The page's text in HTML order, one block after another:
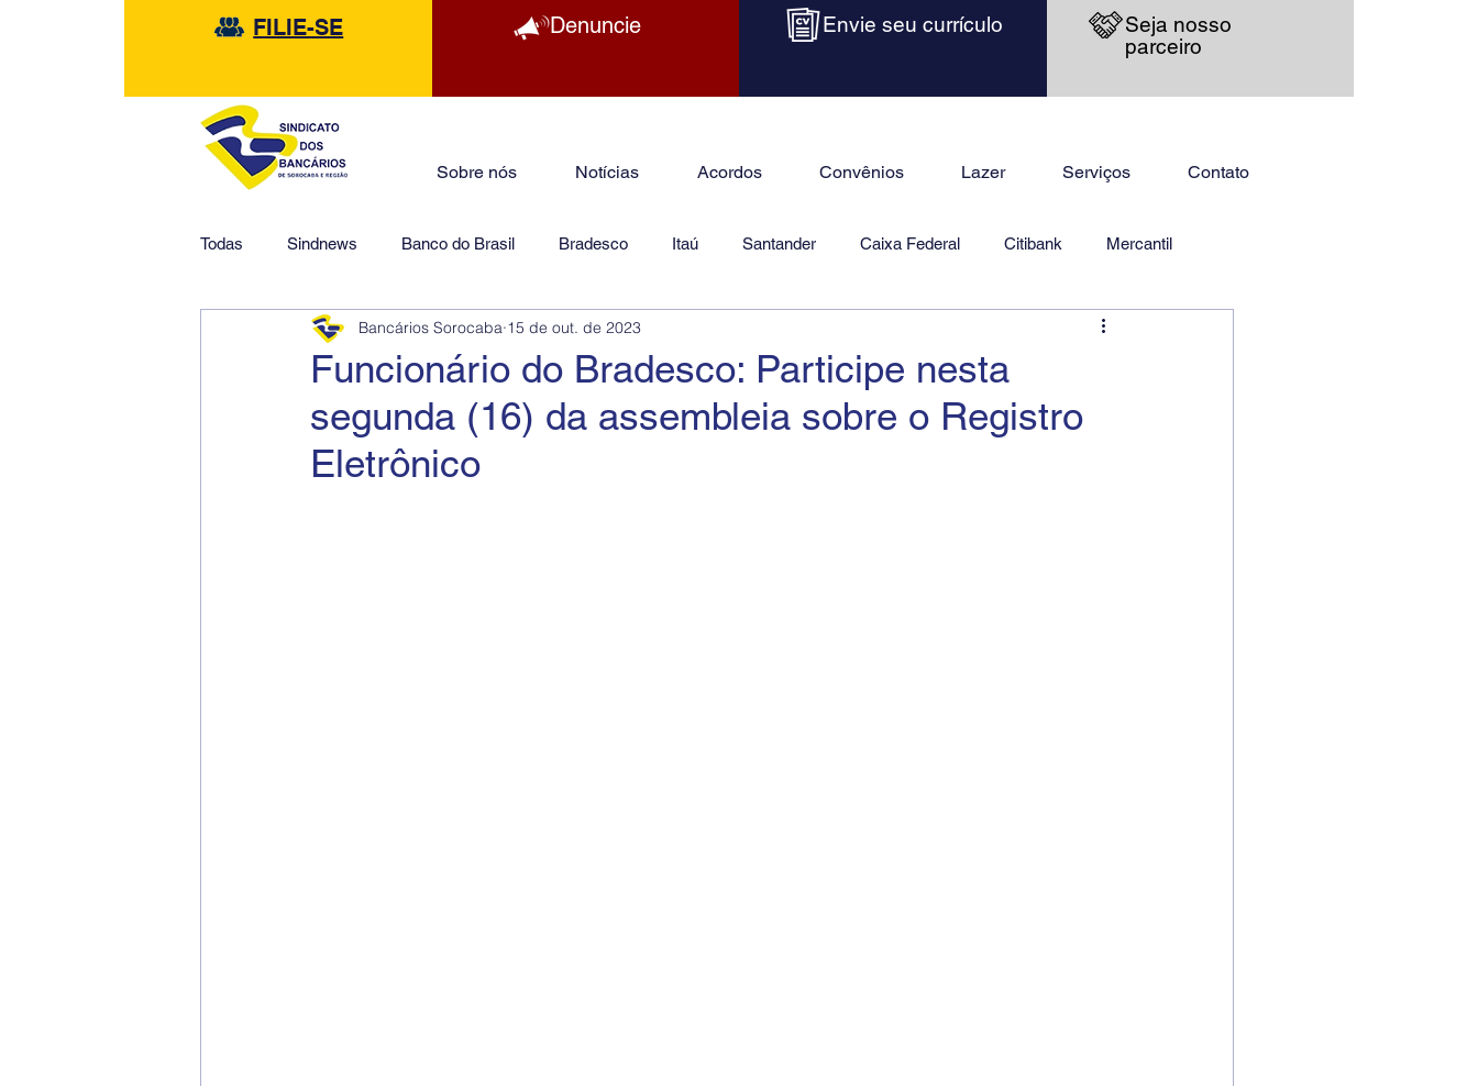
FILIE-SE Denuncie Envie seu currículo
Seja nosso
parceiro
Sobre nós Notícias Acordos Convênios Lazer Serviços Contato
Todas Sindnews Banco do Brasil Bradesco Itaú Santander Caixa Federal Citibank Mercantil
HSBC Financeiras Jurídico
Funcionário do Bradesco: Participe nesta
segunda (16) da assembleia sobre o Registro
Eletrônico
Bancários Sorocaba 15 de out. de 2023